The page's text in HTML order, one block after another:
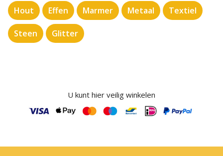
Hout Effen Marmer Metaal Textiel
Steen Glitter
U kunt hier veilig winkelen